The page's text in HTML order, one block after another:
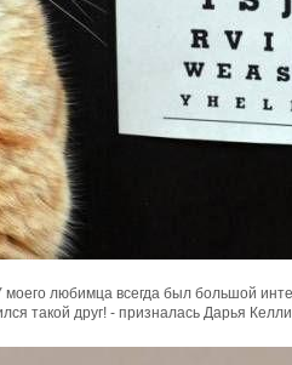
любимца всегда был большой
такой друг! - призналась Дарья